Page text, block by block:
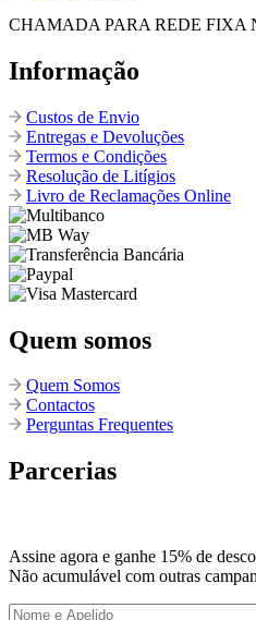
CHAMADA PARA REDE FIXA
Informação
Custos de Envio
Entregas e Devoluções
Termos e Condições
Resolução de Litígios
Livro de Reclamações Online
Quem somos
Quem Somos
Contactos
Perguntas Frequentes
Parcerias
Assine agora e ganhe 15% de
Não acumulável com outras